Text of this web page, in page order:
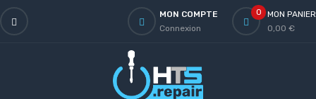
0
MON PANIER
0,00 €
MON COMPTE
Connexion